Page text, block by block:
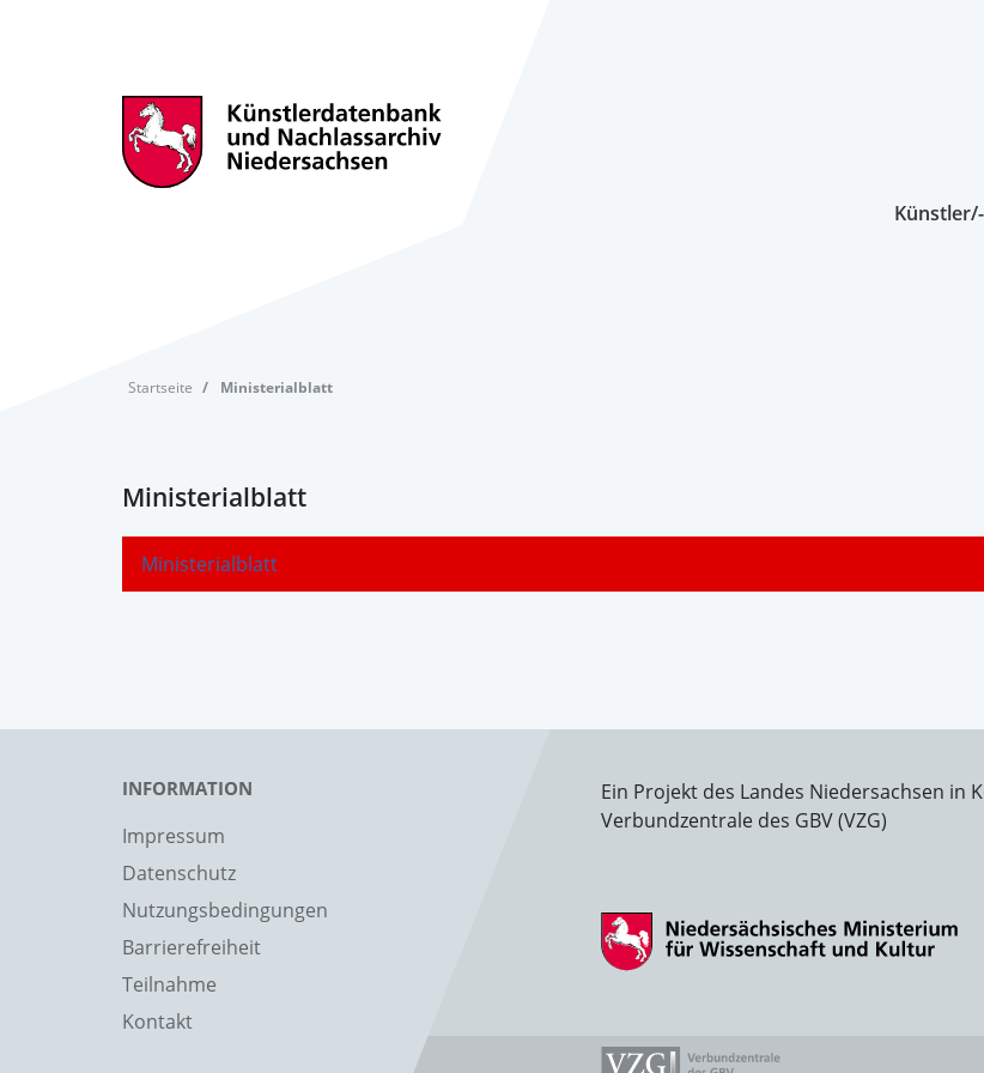
Startseite Ministerialblatt
Ministerialblatt
Ministerialblatt
INFORMATION
Impressum
Datenschutz
Nutzungsbedingungen
Barrierefreiheit
Teilnahme
Kontakt
Ein Projekt des Landes Niedersachsen in
Verbundzentrale des GBV (VZG)